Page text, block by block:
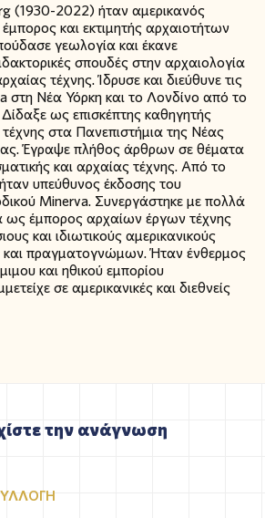
(1930-2022) ήταν αμερικανός
έμπορος και εκτιμητής αρχαιοτήτων
γεωλογία και έκανε
σπουδές στην αρχαιολογία
τέχνης. Ίδρυσε και διεύθυνε τις
στη Νέα Υόρκη και το Λονδίνο από το
ως επισκέπτης καθηγητής
στα Πανεπιστήμια της Νέας
Έγραψε πλήθος άρθρων σε θέματα
και αρχαίας τέχνης. Από το
υπεύθυνος έκδοσης του
Minerva. Συνεργάστηκε με πολλά
ως έμπορος αρχαίων έργων τέχνης
και ιδιωτικούς αμερικανικούς
και πραγματογνώμων. Ήταν ένθερμος
και ηθικού εμπορίου
σε αμερικανικές και διεθνείς
την ανάγνωση